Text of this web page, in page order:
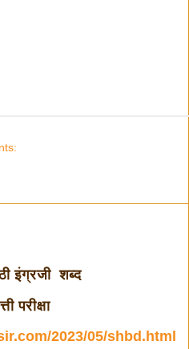
इंग्रजी शब्द
परीक्षा
2023/05/shbd.html